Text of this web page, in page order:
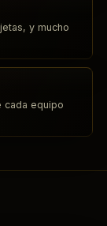
y mucho
cada equipo